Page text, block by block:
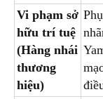
Vi phạm sở
hữu trí tuệ
(Hàng nhái
thương
hiệu)